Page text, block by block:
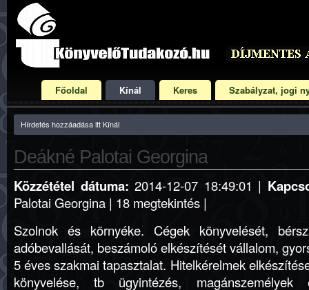
Főoldal Kínál Keres Szabályzat, jogi
Hírdetés hozzáadása itt Kínál
Deákné Palotai Georgina
Közzététel dátuma: 2014-12-07 18:49:01 |
Palotai Georgina | 18 megtekintés |
Szolnok és környéke. Cégek könyvelését,
adóbevallását, beszámoló elkészítését vállalom,
5 éves szakmai tapasztalat. Hitelkérelmek
könyvelése, tb ügyintézés, magánszemélyek